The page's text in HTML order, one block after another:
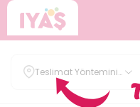
Teslimat Yöntemini
Belirle